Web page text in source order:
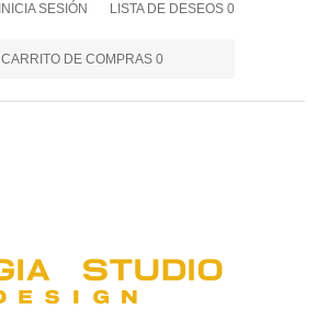
INICIA SESIÓN LISTA DE DESEOS 0
CARRITO DE COMPRAS 0